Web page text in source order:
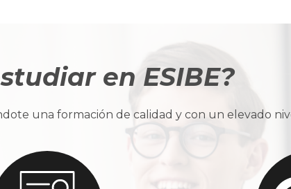
en ESIBE?
una formación de calidad y con un elevado